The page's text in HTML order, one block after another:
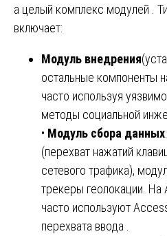
а целый комплекс модулей .
включает:
Модуль внедрения
остальные компоненты
часто используя
методы социальной
• Модуль сбора данных
(перехват нажатий
сетевого трафика),
трекеры геолокации. На
часто используют
перехвата ввода .